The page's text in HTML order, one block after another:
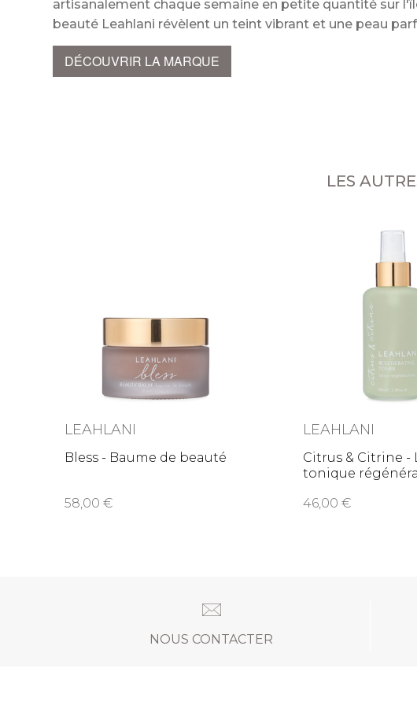
artisanalement chaque semaine en petite quantité sur
beauté Leahlani révèlent un teint vibrant et une peau
DÉCOUVRIR LA MARQUE
LES
LEAHLANI
Bless - Baume de beauté
58,00
LEAHLANI
Citrus & Citrine -
tonique
46,00
NOUS CONTACTER